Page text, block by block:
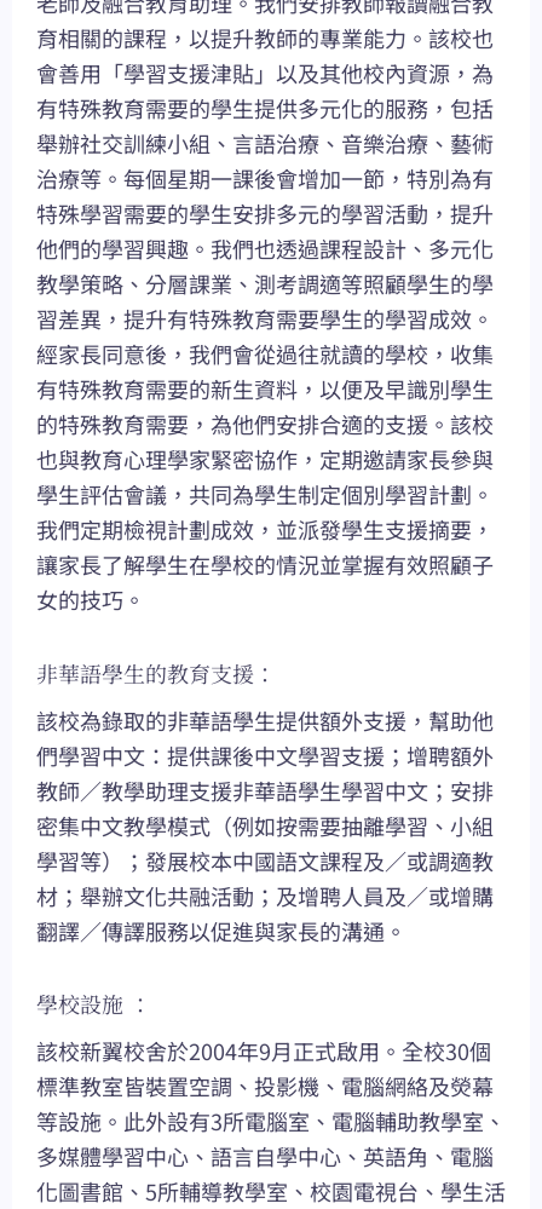
育相關的課程，以提升教師的專業能力。該校也
會善用「學習支援津貼」以及其他校內資源，為
有特殊教育需要的學生提供多元化的服務，包括
舉辦社交訓練小組、言語治療、音樂治療、藝術
治療等。每個星期一課後會增加一節，特別為有
特殊學習需要的學生安排多元的學習活動，提升
他們的學習興趣。我們也透過課程設計、多元化
教學策略、分層課業、測考調適等照顧學生的學
習差異，提升有特殊教育需要學生的學習成效。
經家長同意後，我們會從過往就讀的學校，收集
有特殊教育需要的新生資料，以便及早識別學生
的特殊教育需要，為他們安排合適的支援。該校
也與教育心理學家緊密協作，定期邀請家長參與
學生評估會議，共同為學生制定個別學習計劃。
我們定期檢視計劃成效，並派發學生支援摘要，
讓家長了解學生在學校的情況並掌握有效照顧子
女的技巧。
非華語學生的教育支援：
該校為錄取的非華語學生提供額外支援，幫助他
們學習中文：提供課後中文學習支援；增聘額外
教師／教學助理支援非華語學生學習中文；安排
密集中文教學模式（例如按需要抽離學習、小組
學習等）；發展校本中國語文課程及／或調適教
材；舉辦文化共融活動；及增聘人員及／或增購
翻譯／傳譯服務以促進與家長的溝通。
學校設施 ：
該校新翼校舍於2004年9月正式啟用。全校30個
標準教室皆裝置空調、投影機、電腦網絡及熒幕
等設施。此外設有3所電腦室、電腦輔助教學室、
多媒體學習中心、語言自學中心、英語角、電腦
化圖書館、5所輔導教學室、校園電視台、學生活